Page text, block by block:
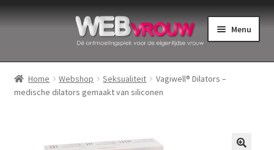
Ga
Ga
Menu
Home
Bekkenbodemspieren
Home Webshop Seksualiteit
Vagiwell® Dilators –
medische dilators gemaakt van siliconen